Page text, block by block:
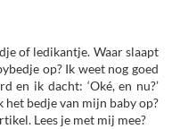
of ledikantje. Waar slaapt
op? Ik weet nog goed
en ik dacht: ‘Oké, en nu?’
het bedje van mijn baby op?
Lees je met mij mee?